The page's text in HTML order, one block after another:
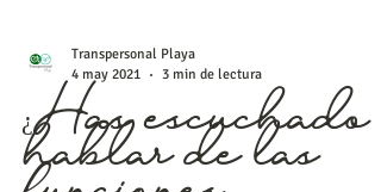
Transpersonal Playa
4 may 2021
3 min de lectura
¿Has escuchado